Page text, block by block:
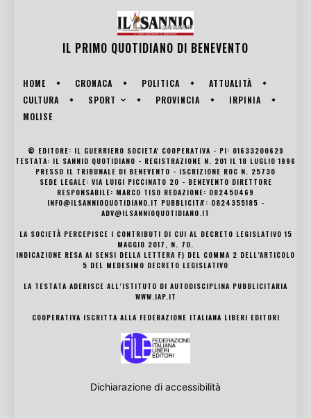
IL PRIMO QUOTIDIANO DI BENEVENTO
HOME CRONACA POLITICA
ATTUALITÀ
CULTURA
SPORT PROVINCIA
IRPINIA
MOLISE
© EDITORE: IL GUERRIERO SOCIETA' COOPERATIVA - PI: 01633200629
TESTATA: IL SANNIO QUOTIDIANO - REGISTRAZIONE N. 201 IL 18 LUGLIO 1996
PRESSO IL TRIBUNALE DI BENEVENTO - ISCRIZIONE ROC N. 25730
SEDE LEGALE: VIA LUIGI PICCINATO 20 - BENEVENTO DIRETTORE
RESPONSABILE: MARCO TISO REDAZIONE: 082450469
INFO@ILSANNIOQUOTIDIANO.IT PUBBLICITA': 0824355185 -
ADV@ILSANNIOQUOTIDIANO.IT
LA SOCIETÀ PERCEPISCE I CONTRIBUTI DI CUI AL DECRETO LEGISLATIVO 15
MAGGIO 2017, N. 70.
INDICAZIONE RESA AI SENSI DELLA LETTERA F) DEL COMMA 2 DELL’ARTICOLO
5 DEL MEDESIMO DECRETO LEGISLATIVO
LA TESTATA ADERISCE ALL’ISTITUTO DI AUTODISCIPLINA PUBBLICITARIA
WWW.IAP.IT
COOPERATIVA ISCRITTA ALLA FEDERAZIONE ITALIANA LIBERI EDITORI
Dichiarazione di accessibilità